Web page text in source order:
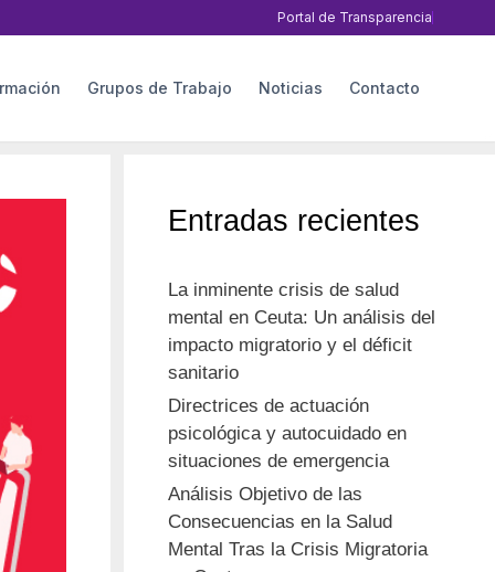
Portal de Transparencia
Grupos de Trabajo Noticias Contacto
Entradas recientes
La inminente crisis de salud
mental en Ceuta: Un análisis del
impacto migratorio y el déficit
sanitario
Directrices de actuación
psicológica y autocuidado en
situaciones de emergencia
Análisis Objetivo de las
Consecuencias en la Salud
Mental Tras la Crisis Migratoria